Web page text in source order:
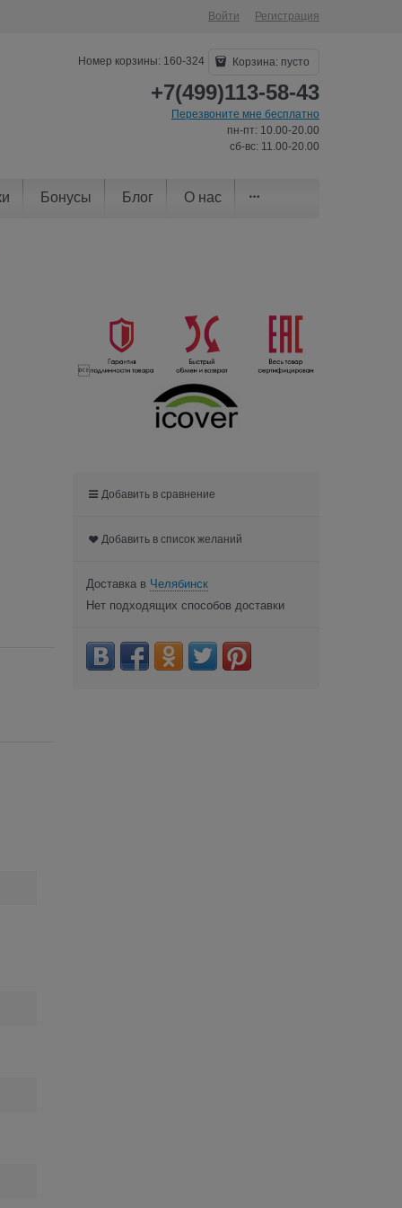
Войти Регистрация
Номер корзины: 160-324 Корзина: пусто
+7(499)113-58-43
Перезвоните мне бесплатно
пн-пт: 10.00-20.00
сб-вс: 11.00-20.00
Бонусы Блог О нас

Добавить в сравнение
Добавить в список желаний
Доставка в Челябинск
Нет подходящих способов доставки